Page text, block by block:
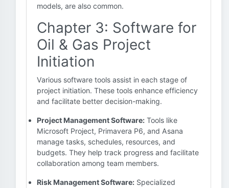
models, are also common.
Chapter 3: Software for
Oil & Gas Project
Initiation
Various software tools assist in each stage of
project initiation. These tools enhance efficiency
and facilitate better decision-making.
Project Management Software: Tools like
Microsoft Project, Primavera P6, and Asana
manage tasks, schedules, resources, and
budgets. They help track progress and facilitate
collaboration among team members.
Risk Management Software: Specialized